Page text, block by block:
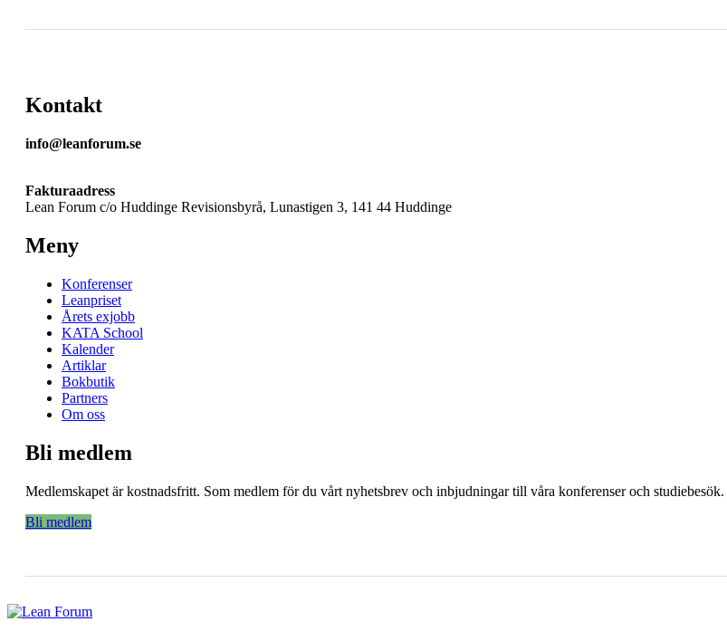
Kontakt
info@leanforum.se
Fakturaadress
Lean Forum c/o Huddinge Revisionsbyrå, Lunastigen 3, 141 44 Huddinge
Meny
Konferenser
Leanpriset
Årets exjobb
KATA School
Kalender
Artiklar
Bokbutik
Partners
Om oss
Bli medlem
Medlemskapet är kostnadsfritt. Som medlem för du vårt nyhetsbrev och inbjudningar till våra konferenser och
Bli medlem